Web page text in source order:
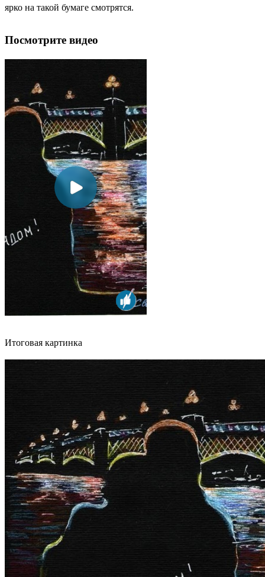
ярко на такой бумаге смотрятся.
Посмотрите видео
Итоговая картинка